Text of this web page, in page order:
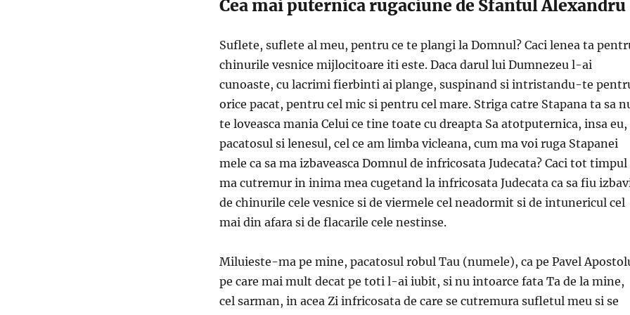
Cea mai puternica rugaciune de Sfantul Alexandru
Suflete, suflete al meu, pentru ce te plangi la Domnul? Caci lenea ta
chinurile vesnice mijlocitoare iti este. Daca darul lui Dumnezeu l-ai
cunoaste, cu lacrimi fierbinti ai plange, suspinand si intristandu-te
orice pacat, pentru cel mic si pentru cel mare. Striga catre Stapana ta sa
te loveasca mania Celui ce tine toate cu dreapta Sa atotputernica, insa eu,
pacatosul si lenesul, cel ce am limba vicleana, cum ma voi ruga Stapanei
mele ca sa ma izbaveasca Domnul de infricosata Judecata? Caci tot timpul
ma cutremur in inima mea cugetand la infricosata Judecata ca sa fiu
de chinurile cele vesnice si de viermele cel neadormit si de intunericul cel
mai din afara si de flacarile cele nestinse.
Miluieste-ma pe mine, pacatosul robul Tau (numele), ca pe Pavel
pe care mai mult decat pe toti l-ai iubit, si nu intoarce fata Ta de la mine,
cel sarman, in acea Zi infricosata de care se cutremura sufletul meu si se